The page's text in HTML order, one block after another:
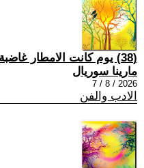
(38) يوم كانت الامطار غاضبة
مارينا سوريال
2026 / 8 / 7
الادب والفن